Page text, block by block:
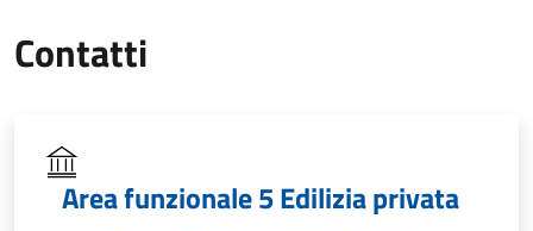
Contatti
Area funzionale 5 Edilizia privata